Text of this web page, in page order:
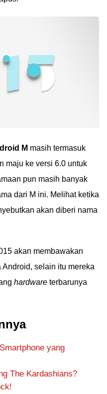
M masih termasuk
maju ke versi 6.0 untuk
pun masih banyak
dari M ini. Melihat ketika
akan diberi nama
akan membawakan
selain itu mereka
hardware terbarunya
yang
The Kardashians?